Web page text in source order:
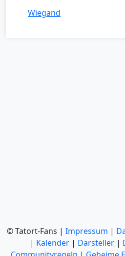
Wiegand
© Tatort-Fans | Impressum |
| Kalender | Darsteller |